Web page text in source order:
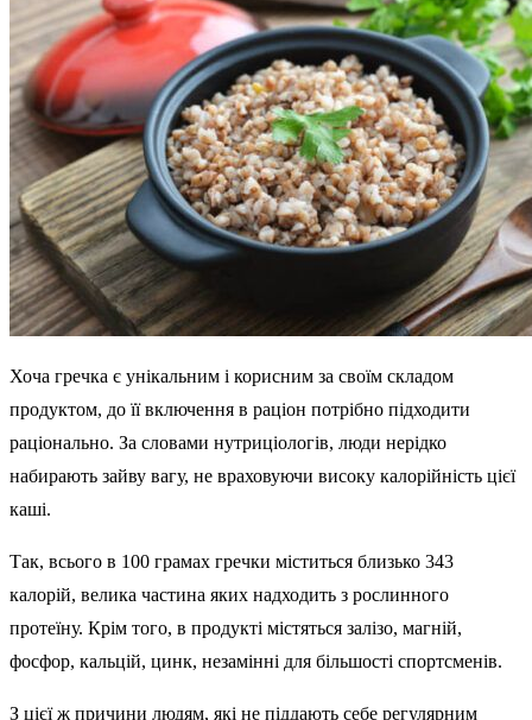
Хоча гречка є унікальним і корисним за своїм складом
продуктом, до її включення в раціон потрібно підходити
раціонально. За словами нутриціологів, люди нерідко
набирають зайву вагу, не враховуючи високу калорійність цієї
каші.
Так, всього в 100 грамах гречки міститься близько 343
калорій, велика частина яких надходить з рослинного
протеїну. Крім того, в продукті містяться залізо, магній,
фосфор, кальцій, цинк, незамінні для більшості спортсменів.
З цієї ж причини людям, які не піддають себе регулярним